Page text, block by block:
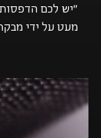
"יש לכם
מעט על ידי